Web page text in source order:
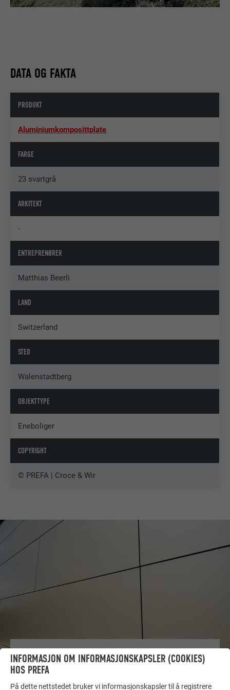
DATA OG FAKTA
PRODUKT
Aluminiumkomposittplate
FARGE
23 svartgrå
ARKITEKT
-
ENTREPRENØRER
Matthias Beerli
LAND
Switzerland
STED
Walenstadtberg
OBJEKTTYPE
Eneboliger
COPYRIGHT
© PREFA | Croce & Wir
FÅ INSPIRASJON!
FLERE OBJEKTER
INFORMASJON OM INFORMASJONSKAPSLER (COOKIES)
HOS PREFA
På dette nettstedet bruker vi informasjonskapsler til å registrere